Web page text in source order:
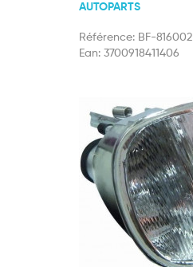
AUTOPARTS
Référence: BF-816002
Ean: 3700918411406